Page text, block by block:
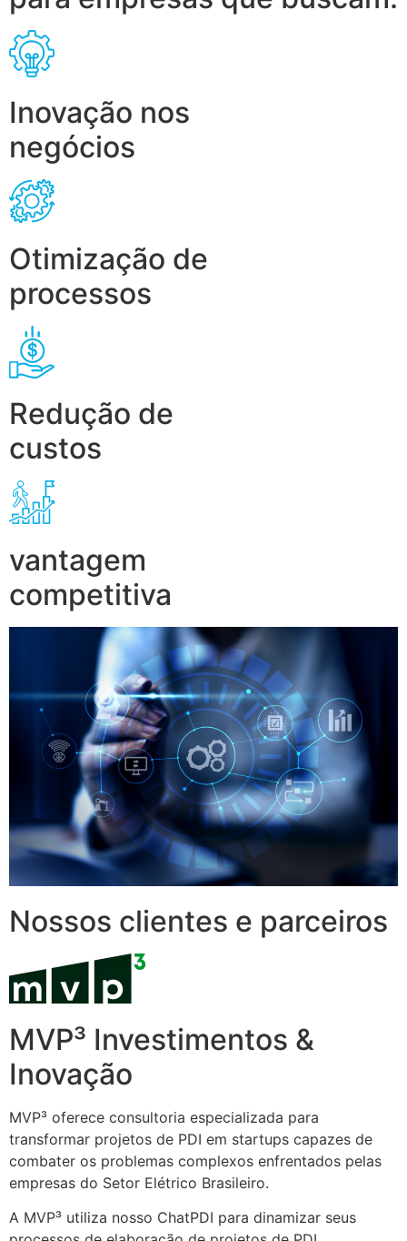
Inovação nos
negócios
Otimização de
processos
Redução de
custos
vantagem
competitiva
Nossos clientes e parceiros
MVP³ Investimentos &
Inovação
MVP³ oferece consultoria especializada para
transformar projetos de PDI em startups capazes de
combater os problemas complexos enfrentados pelas
empresas do Setor Elétrico Brasileiro.
A MVP³ utiliza nosso ChatPDI para dinamizar seus